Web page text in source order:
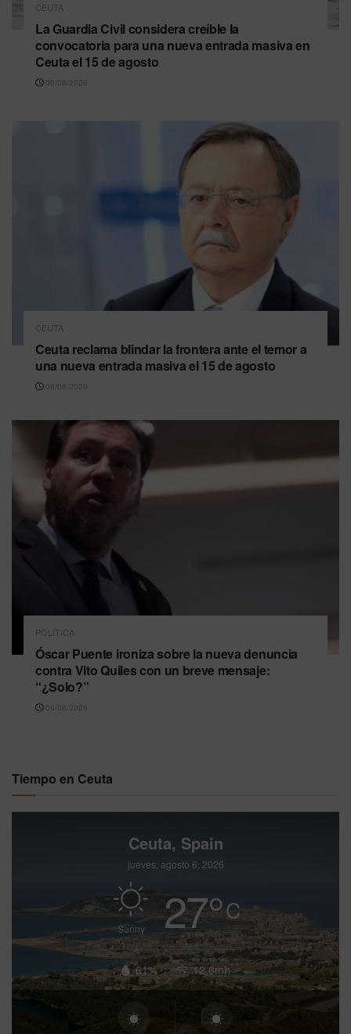
CEUTA
La Guardia Civil considera creíble la
convocatoria para una nueva entrada masiva en
Ceuta el 15 de agosto
06/08/2026
CEUTA
Ceuta reclama blindar la frontera ante el temor a
una nueva entrada masiva el 15 de agosto
06/08/2026
POLÍTICA
Óscar Puente ironiza sobre la nueva denuncia
contra Vito Quiles con un breve mensaje:
“¿Solo?”
06/08/2026
Tiempo en Ceuta
Ceuta, Spain
jueves, agosto 6, 2026
Sunny 27°C
61% 12.6mh